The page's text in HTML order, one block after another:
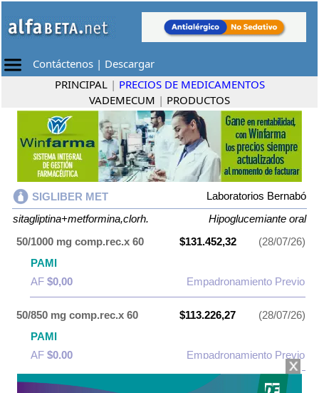
Contáctenos | Descargar
PRINCIPAL | PRECIOS DE MEDICAMENTOS
VADEMECUM | PRODUCTOS
SIGLIBER MET
Laboratorios Bernabó
sitagliptina+metformina,clorh.
Hipoglucemiante oral
50/1000 mg comp.rec.x 60
$131.452,32
(28/07/26)
PAMI
AF $0,00 Empadronamiento Previo
50/850 mg comp.rec.x 60 $113.226,27
(28/07/26)
PAMI
AF $0,00 Empadronamiento Previo